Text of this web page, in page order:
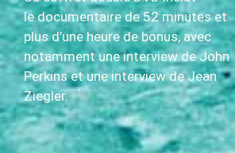
le documentaire de 52 minutes et
plus d’une heure de bonus, avec
notamment une interview de John
Perkins et une interview de Jean
Ziegler.